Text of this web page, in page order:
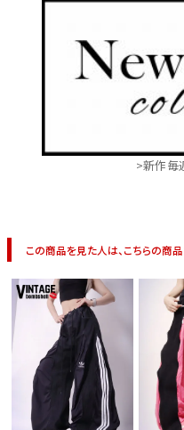
>新作毎
この商品を見た人は、こちらの商品